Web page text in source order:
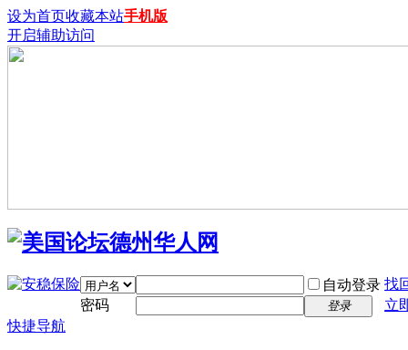
设为首页收藏本站手机版
开启辅助访问
自动登录 找
密码
登录
立
快捷导航